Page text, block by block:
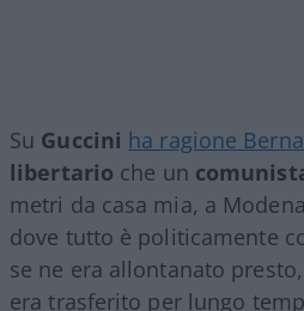
Su Guccini ha ragione
libertario che un
metri da casa mia, a
dove tutto è politicamente
se ne era allontanato
era trasferito per lungo